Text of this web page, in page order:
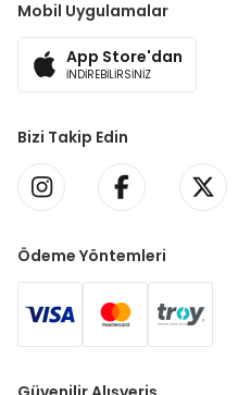
Mobil Uygulamalar
App Store'dan
İNDİREBİLİRSİNİZ
Bizi Takip Edin
Ödeme Yöntemleri